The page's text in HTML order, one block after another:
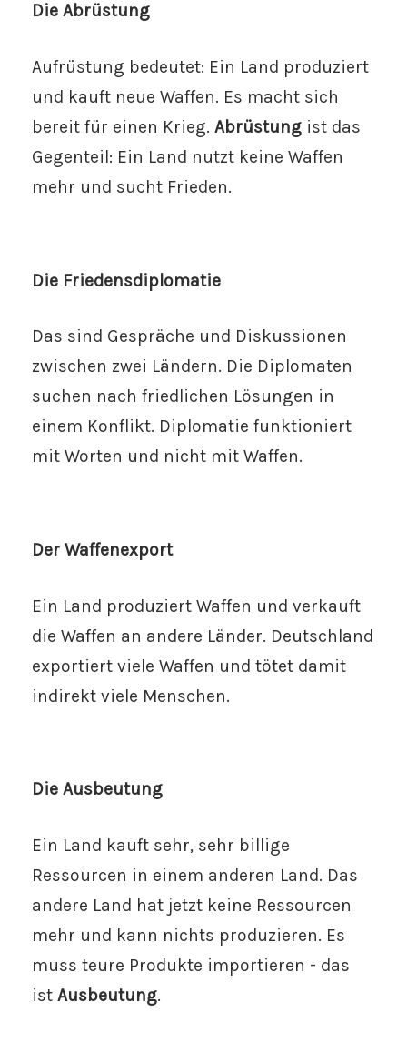
Die Abrüstung
Aufrüstung bedeutet: Ein Land produziert
und kauft neue Waffen. Es macht sich
bereit für einen Krieg.Abrüstung ist das
Gegenteil: Ein Land nutzt keine Waffen
mehr und sucht Frieden.
Die Friedensdiplomatie
Das sind Gespräche und Diskussionen
zwischen zwei Ländern. Die Diplomaten
suchen nach friedlichen Lösungen in
einem Konflikt. Diplomatie funktioniert
mit Worten und nicht mit Waffen.
Der Waffenexport
Ein Land produziert Waffen und verkauft
die Waffen an andere Länder. Deutschland
exportiert viele Waffen und tötet damit
indirekt viele Menschen.
Die Ausbeutung
Ein Land kauft sehr, sehr billige
Ressourcen in einem anderen Land. Das
andere Land hat jetzt keine Ressourcen
mehr und kann nichts produzieren. Es
muss teure Produkte importieren - das
istAusbeutung.